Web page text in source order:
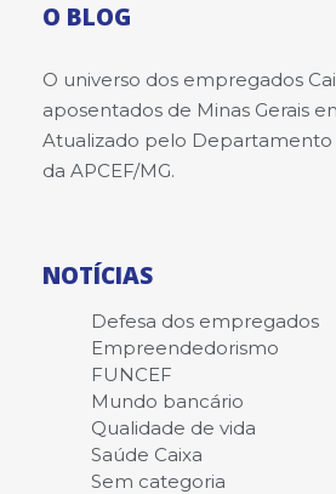
O BLOG
O universo dos empregados
aposentados de Minas Gerais
Atualizado pelo Departamento
da APCEF/MG.
NOTÍCIAS
Defesa dos empregados
Empreendedorismo
FUNCEF
Mundo bancário
Qualidade de vida
Saúde Caixa
Sem categoria